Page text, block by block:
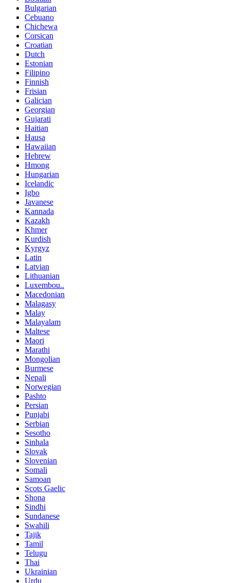
Bulgarian
Cebuano
Chichewa
Corsican
Croatian
Dutch
Estonian
Filipino
Finnish
Frisian
Galician
Georgian
Gujarati
Haitian
Hausa
Hawaiian
Hebrew
Hmong
Hungarian
Icelandic
Igbo
Javanese
Kannada
Kazakh
Khmer
Kurdish
Kyrgyz
Latin
Latvian
Lithuanian
Luxembou..
Macedonian
Malagasy
Malay
Malayalam
Maltese
Maori
Marathi
Mongolian
Burmese
Nepali
Norwegian
Pashto
Persian
Punjabi
Serbian
Sesotho
Sinhala
Slovak
Slovenian
Somali
Samoan
Scots Gaelic
Shona
Sindhi
Sundanese
Swahili
Tajik
Tamil
Telugu
Thai
Ukrainian
Urdu